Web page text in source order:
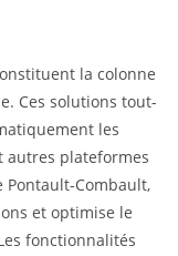
la colonne
Ces solutions tout-
les
autres plateformes
Pontault-Combault,
et optimise le
fonctionnalités